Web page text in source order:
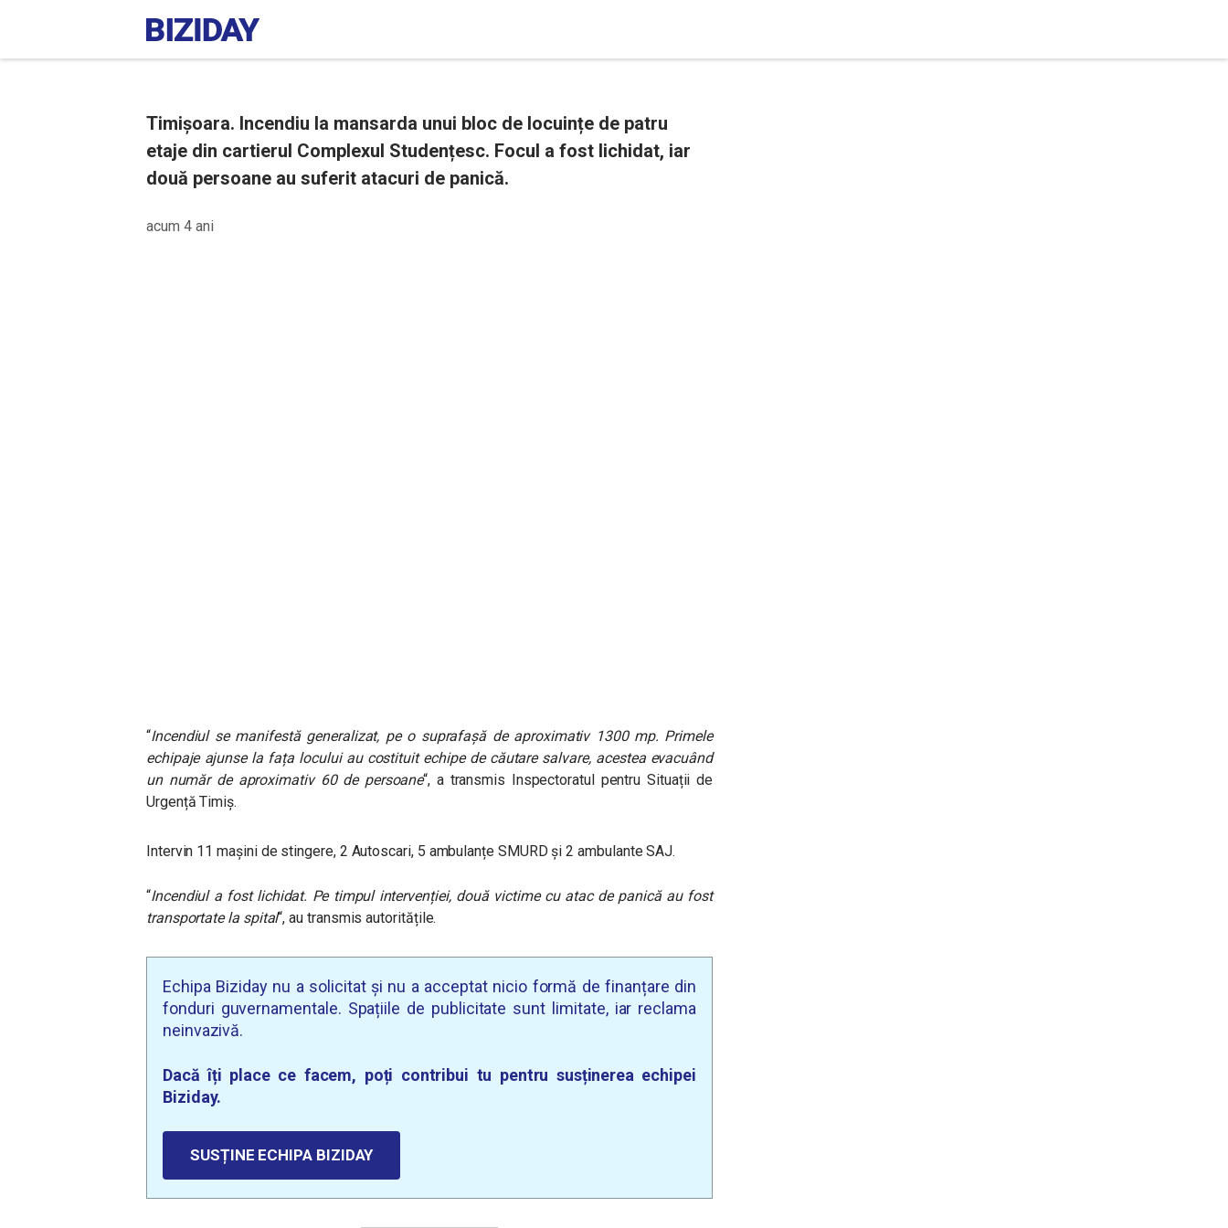
Timișoara. Incendiu la mansarda unui bloc de locuințe de patru
etaje din cartierul Complexul Studențesc. Focul a fost lichidat, iar
două persoane au suferit atacuri de panică.
acum 4 ani
“Incendiul se manifestă generalizat, pe o suprafașă de aproximativ 1300 mp. Primele
echipaje ajunse la fața locului au costituit echipe de căutare salvare, acestea evacuând
un număr de aproximativ 60 de persoane“, a transmis Inspectoratul pentru Situații de
Urgență Timiș.
Intervin 11 mașini de stingere, 2 Autoscari, 5 ambulanțe SMURD și 2 ambulante SAJ.
“Incendiul a fost lichidat. Pe timpul intervenției, două victime cu atac de panică au fost
transportate la spital“, au transmis autoritățile.
Echipa Biziday nu a solicitat și nu a acceptat nicio formă de finanțare din
fonduri guvernamentale. Spațiile de publicitate sunt limitate, iar reclama
neinvazivă.
Dacă îți place ce facem, poți contribui tu pentru susținerea echipei
Biziday.
SUSȚINE ECHIPA BIZIDAY